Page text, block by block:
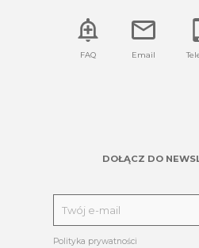
FAQ Email
DOŁĄCZ DO
Polityka prywatności